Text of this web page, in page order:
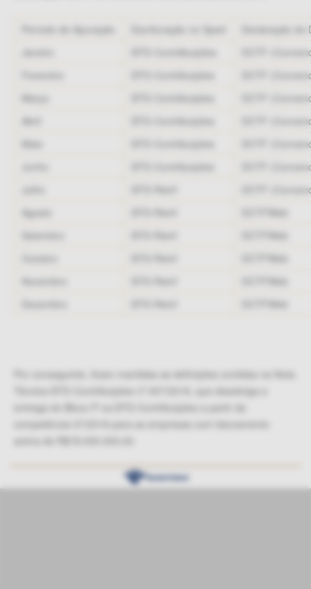
Período de Apuração Escrituração no Sped
Declaração do
Janeiro
EFD-Contriibuições
DCTF
EFD-Contribuições
DCTF
Março
EFD-Contribuições
DCTF
Abril
EFD-Contribuições
DCTF
Maio
EFD-Contribuições
DCTF
EFD-Contribuições
DCTF
EFD-Reinf
DCTF
Agosto
EFD-Reinf
DCTFWeb
Setembro
EFD-Reinf
DCTFWeb
Outubro
EFD-Reinf
DCTFWeb
Novembro
EFD-Reinf
DCTFWeb
Dezembro
EFD-Reinf DCTFWeb
Por conseguinte, ficam mantidas as definições contidas na Nota
Técnica EFD-Contribuições nº 007/2018, que desobriga a
entrega do Bloco P na EFD-Contribuições a partir da
competência 07/2018 para as empresas com faturamento
acima de R$78.000.000,00.